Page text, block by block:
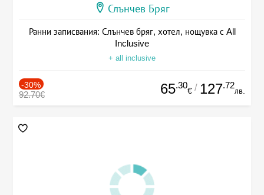
Слънчев Бряг
Ранни записвания: Слънчев бряг, хотел, нощувка с All
Inclusive
+ all inclusive
-30%
92.70€ 65.30
€ / 127.72
лв.